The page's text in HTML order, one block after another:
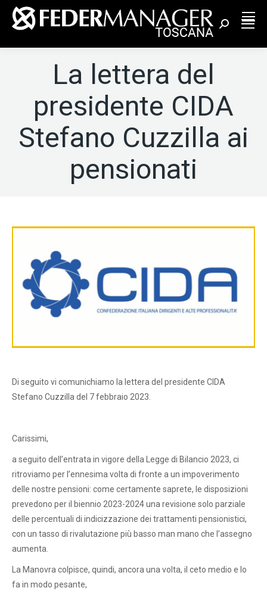
Cerca:
La lettera del
presidente CIDA
Stefano Cuzzilla ai
pensionati
Di seguito vi comunichiamo la lettera del presidente CIDA
Stefano Cuzzilla del 7 febbraio 2023.
Carissimi,
a seguito dell’entrata in vigore della Legge di Bilancio 2023, ci
ritroviamo per l’ennesima volta di fronte a un impoverimento
delle nostre pensioni: come certamente saprete, le disposizioni
prevedono per il biennio 2023-2024 una revisione solo parziale
delle percentuali di indicizzazione dei trattamenti pensionistici,
con un tasso di rivalutazione più basso man mano che l’assegno
aumenta.
La Manovra colpisce, quindi, ancora una volta, il ceto medio e lo
fa in modo pesante,